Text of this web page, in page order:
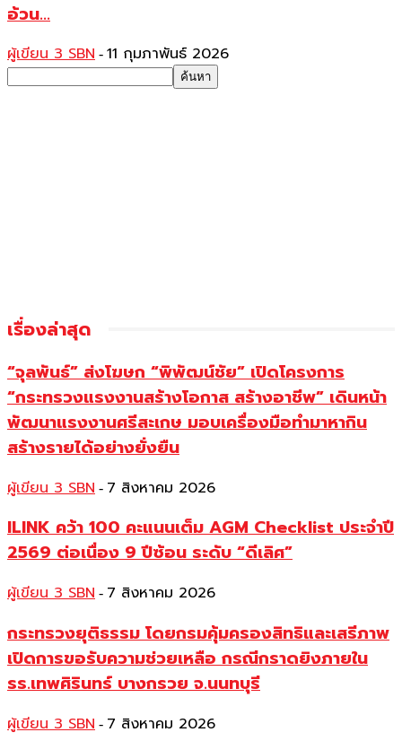
อ้วน...
ผู้เขียน 3 SBN - 11 กุมภาพันธ์ 2026
เรื่องล่าสุด
“จุลพันธ์” ส่งโฆษก “พิพัฒน์ชัย” เปิดโครงการ
“กระทรวงแรงงานสร้างโอกาส สร้างอาชีพ” เดินหน้า
พัฒนาแรงงานศรีสะเกษ มอบเครื่องมือทำมาหากิน
สร้างรายได้อย่างยั่งยืน
ผู้เขียน 3 SBN - 7 สิงหาคม 2026
ILINK คว้า 100 คะแนนเต็ม AGM Checklist ประจำปี
2569 ต่อเนื่อง 9 ปีซ้อน ระดับ “ดีเลิศ”
ผู้เขียน 3 SBN - 7 สิงหาคม 2026
กระทรวงยุติธรรม โดยกรมคุ้มครองสิทธิและเสรีภาพ
เปิดการขอรับความช่วยเหลือ กรณีกราดยิงภายใน
รร.เทพศิรินทร์ บางกรวย จ.นนทบุรี
ผู้เขียน 3 SBN - 7 สิงหาคม 2026